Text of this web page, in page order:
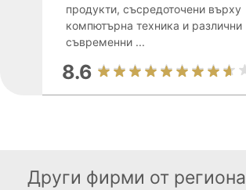
продукти, съсредоточени върху
компютърна техника и различни
съвременни ...
8.6
Други фирми от региона